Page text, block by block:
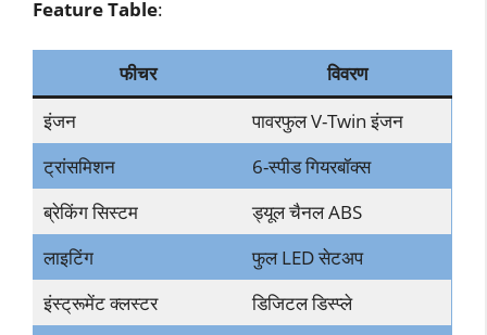
Feature Table:
फीचर
विवरण
इंजन
पावरफुल V-Twin इंजन
ट्रांसमिशन
6-स्पीड गियरबॉक्स
ब्रेकिंग सिस्टम
ड्यूल चैनल ABS
लाइटिंग
फुल LED सेटअप
इंस्ट्रूमेंट क्लस्टर
डिजिटल डिस्प्ले